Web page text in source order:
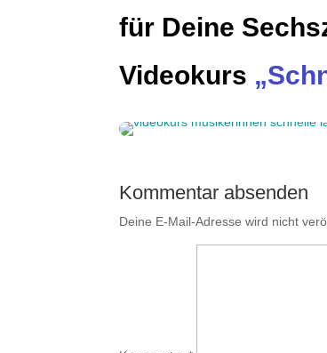
für Deine
Videokurs
Kommentar absenden
Deine E-Mail-Adresse wird nicht